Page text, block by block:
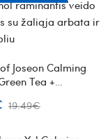
Joseon Calming
Tea +
su žaliąja arbata ir
19.49€